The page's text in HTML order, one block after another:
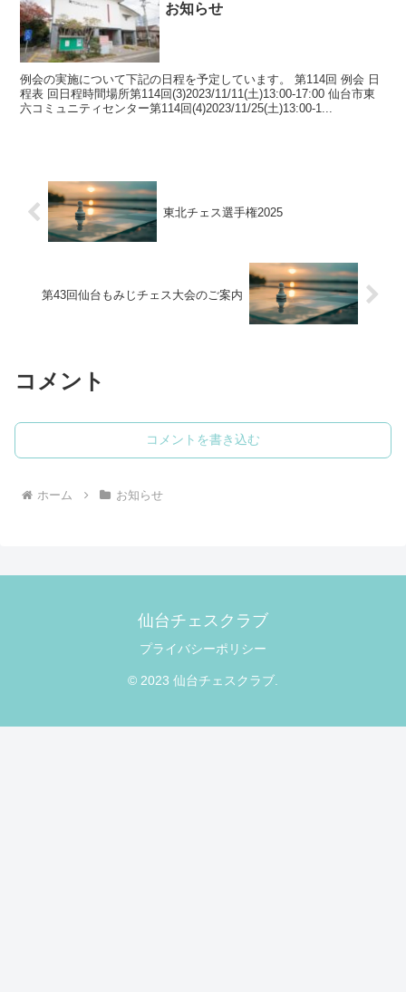
お知らせ
例会の実施について下記の日程を予定しています。 第114回 例会 日
程表 回日程時間場所第114回(3)2023/11/11(土)13:00-17:00 仙台市東
六コミュニティセンター第114回(4)2023/11/25(土)13:00-1...
東北チェス選手権2025
第43回仙台もみじチェス大会のご案内
コメント
コメントを書き込む
ホーム お知らせ
仙台チェスクラブ
プライバシーポリシー
© 2023 仙台チェスクラブ.